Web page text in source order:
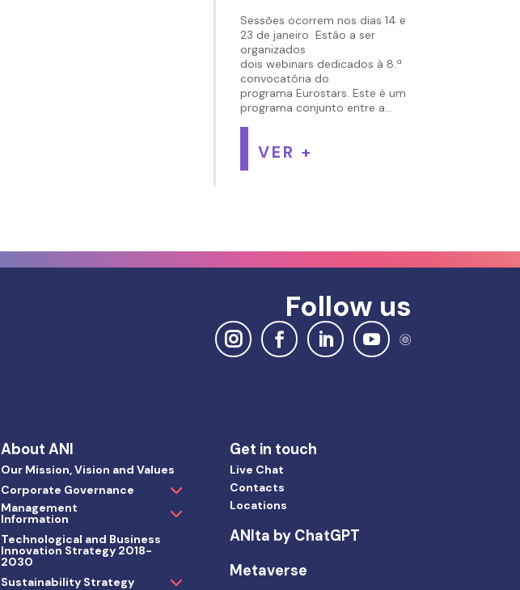
Sessões ocorrem nos dias 14 e
23 de janeiro Estão a ser
organizados
dois webinars dedicados à 8.ª
convocatória do
programa Eurostars. Este é um
programa conjunto entre a...
VER +
Follow us
About ANI
Our Mission, Vision and Values
Corporate Governance
Management
Information
Technological and Business
Innovation Strategy 2018-
2030
Sustainability Strategy
Get in touch
Live Chat
Contacts
Locations
ANIta by ChatGPT
Metaverse